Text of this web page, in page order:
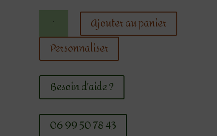
Bombe
de
Citron
Ajouter au panier
Personnaliser
Besoin d'aide ?
06 99 50 78 43